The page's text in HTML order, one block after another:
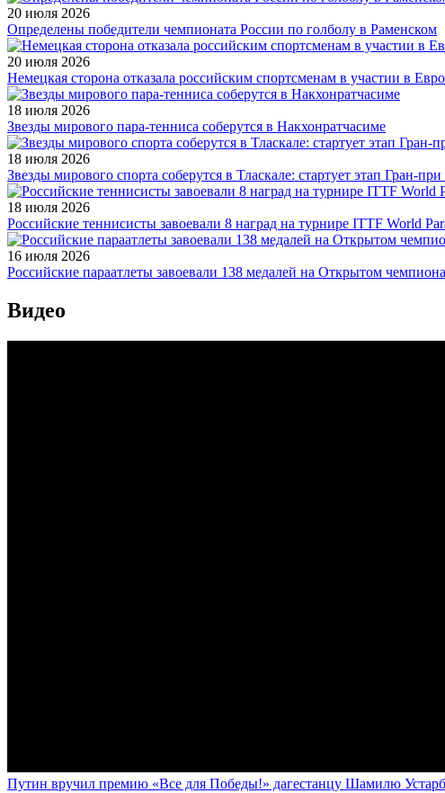
20 июля 2026
Определены победители чемпионата России по голболу в Раменском
20 июля 2026
Немецкая сторона отказала российским спортсменам в участии в
18 июля 2026
Звезды мирового пара-тенниса соберутся в Накхонратчасиме
18 июля 2026
Звезды мирового спорта соберутся в Тласкале: стартует этап Гран-
18 июля 2026
Российские теннисисты завоевали 8 наград на турнире ITTF World
16 июля 2026
Российские параатлеты завоевали 138 медалей на Открытом
Видео
Путин вручил премию «Все для Победы!» дагестанцу Шамилю